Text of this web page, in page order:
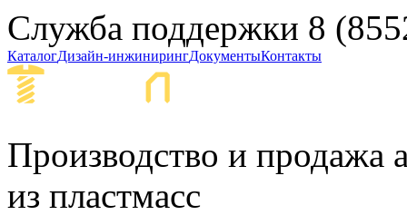
Служба поддержки 8
КаталогДизайн-инжинирингДокументыКонтакты
Производство и продажа
из пластмасс